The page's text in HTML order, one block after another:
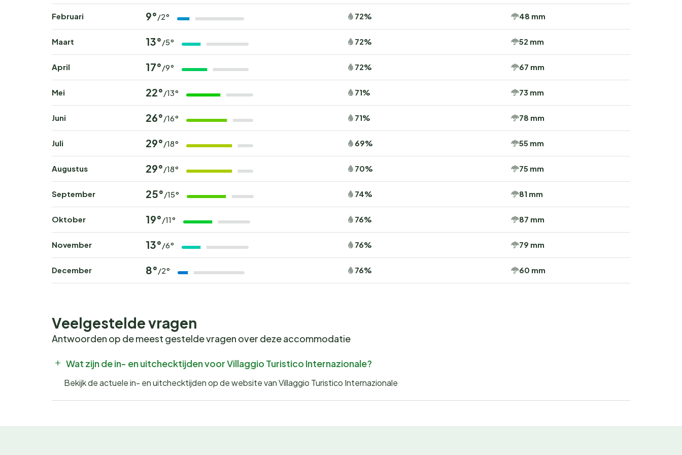
Februari 9° /2° 72% 48 mm
Maart 13° /5° 72% 52 mm
April 17° /9° 72% 67 mm
Mei 22° /13° 71% 73 mm
Juni 26° /16° 71% 78 mm
Juli 29° /18° 69% 55 mm
Augustus 29° /18° 70% 75 mm
September 25° /15° 74% 81 mm
Oktober 19° /11° 76% 87 mm
November 13° /6° 76% 79 mm
December 8° /2° 76% 60 mm
Veelgestelde vragen
Antwoorden op de meest gestelde vragen over deze accommodatie
Wat zijn de in- en uitchecktijden voor Villaggio Turistico Internazionale?
Bekijk de actuele in- en uitchecktijden op de website van Villaggio Turistico Internazionale